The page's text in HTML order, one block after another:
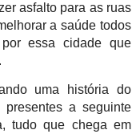
asfalto para as ruas
a saúde todos
essa cidade que
uma história do
a seguinte
tudo que chega em